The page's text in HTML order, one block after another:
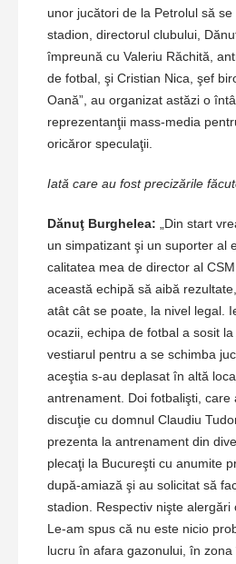
unor jucători de la Petrolul să
stadion, directorul clubului,
împreună cu Valeriu Răchită,
de fotbal, şi Cristian Nica, şef
Oană”, au organizat astăzi o
reprezentanţii mass-media
oricăror speculaţii.
Iată care au fost precizările
Dănuţ Burghelea: „Din start
un simpatizant şi un suporter al
calitatea mea de director al
această echipă să aibă
atât cât se poate, la nivel legal.
ocazii, echipa de fotbal a sosit
vestiarul pentru a se schimba
aceştia s-au deplasat în altă
antrenament. Doi fotbalişti, care
discuţie cu domnul Claudiu
prezenta la antrenament din
plecaţi la Bucureşti cu anumite
după-amiază şi au solicitat să
stadion. Respectiv nişte alergări
Le-am spus că nu este nicio
lucru în afara gazonului, în